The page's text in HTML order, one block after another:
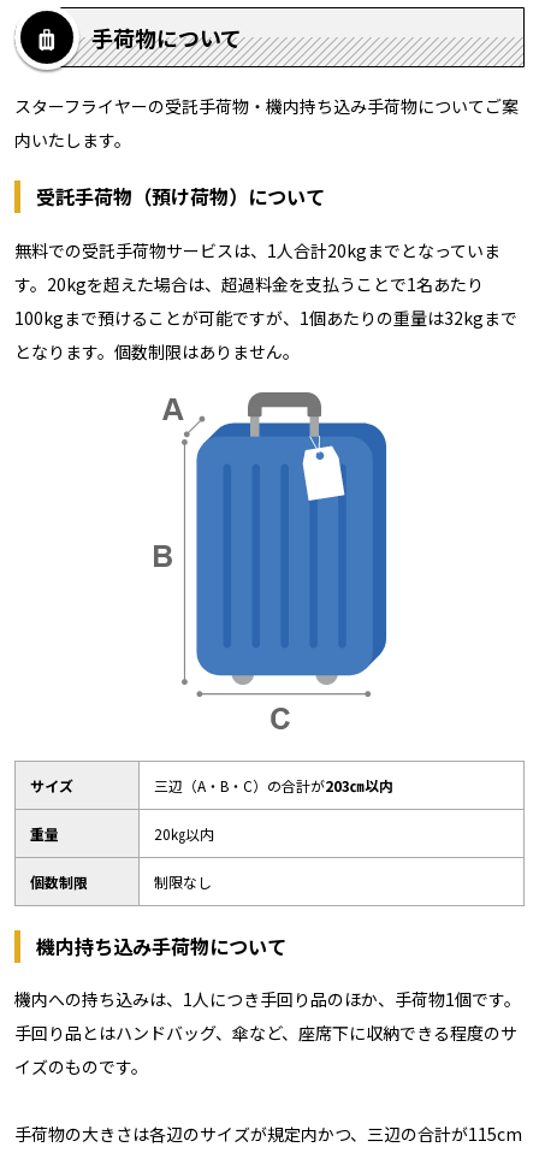
手荷物について
スターフライヤーの受託手荷物・機内持ち込み手荷物についてご案
内いたします。
受託手荷物（預け荷物）について
無料での受託手荷物サービスは、1人合計20kgまでとなっていま
す。20kgを超えた場合は、超過料金を支払うことで1名あたり
100kgまで預けることが可能ですが、1個あたりの重量は32kgまで
となります。個数制限はありません。
サイズ 三辺（A・B・C）の合計が203㎝以内
重量 20㎏以内
個数制限 制限なし
機内持ち込み手荷物について
機内への持ち込みは、1人につき手回り品のほか、手荷物1個です。
手回り品とはハンドバッグ、傘など、座席下に収納できる程度のサ
イズのものです。
手荷物の大きさは各辺のサイズが規定内かつ、三辺の合計が115cm